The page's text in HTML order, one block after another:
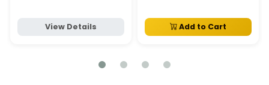
View Details Add to Cart